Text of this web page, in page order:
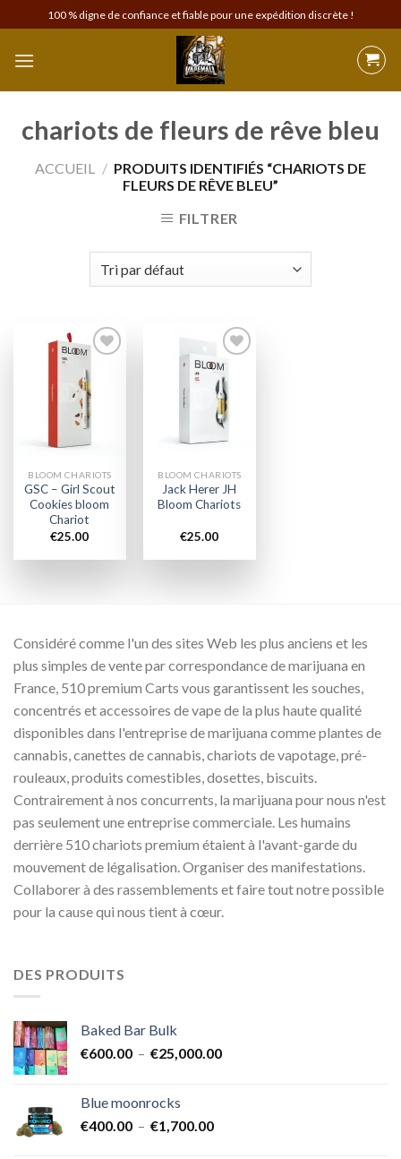
to
content
100 % digne de confiance et fiable pour une expédition discrète !
chariots de fleurs de rêve bleu
ACCUEIL / PRODUITS IDENTIFIÉS “CHARIOTS DE
FLEURS DE RÊVE BLEU”
FILTRER
Add to
wishlist
BLOOM CHARIOTS
GSC – Girl Scout
Cookies bloom
Chariot
€25.00
Add to
wishlist
BLOOM CHARIOTS
Jack Herer JH
Bloom Chariots
€25.00
Considéré comme l'un des sites Web les plus anciens et les
plus simples de vente par correspondance de marijuana en
France, 510 premium Carts vous garantissent les souches,
concentrés et accessoires de vape de la plus haute qualité
disponibles dans l'entreprise de marijuana comme plantes de
cannabis, canettes de cannabis, chariots de vapotage, pré-
rouleaux, produits comestibles, dosettes, biscuits.
Contrairement à nos concurrents, la marijuana pour nous n'est
pas seulement une entreprise commerciale. Les humains
derrière 510 chariots premium étaient à l'avant-garde du
mouvement de légalisation. Organiser des manifestations.
Collaborer à des rassemblements et faire tout notre possible
pour la cause qui nous tient à cœur.
DES PRODUITS
Baked Bar Bulk
€600.00 – €25,000.00Plage
Blue moonrocks
€400.00 – €1,700.00Plage